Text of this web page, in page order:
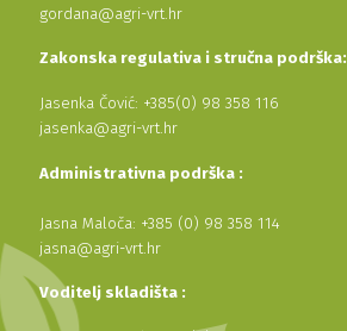
gordana@agri-vrt.hr
Zakonska regulativa i stručna podrška:
Jasenka Čović: +385(0) 98 358 116
jasenka@agri-vrt.hr
Administrativna podrška :
Jasna Maloča: +385 (0) 98 358 114
jasna@agri-vrt.hr
Voditelj skladišta :